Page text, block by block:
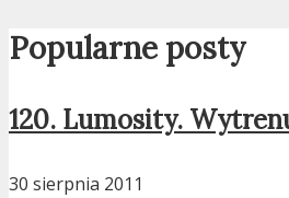
Popularne posty
120. Lumosity.
30 sierpnia 2011